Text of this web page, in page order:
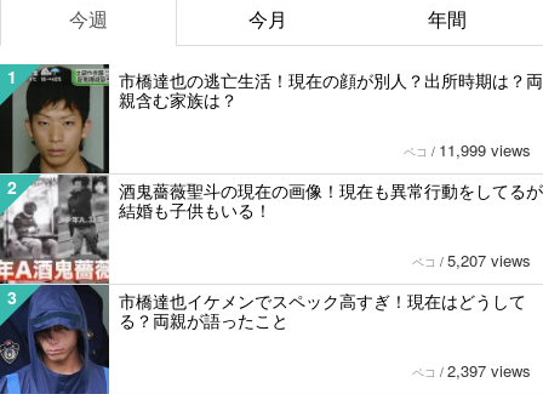
今週 今月 年間
1
市橋達也の逃亡生活！現在の顔が別人？出所時期は？両
親含む家族は？
ペコ / 11,999 views
2
酒鬼薔薇聖斗の現在の画像！現在も異常行動をしてるが
結婚も子供もいる！
ペコ / 5,207 views
3
市橋達也イケメンでスペック高すぎ！現在はどうして
る？両親が語ったこと
ペコ / 2,397 views